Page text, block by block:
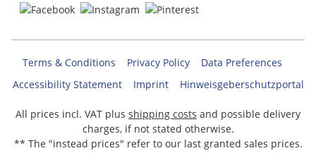
Terms & Conditions Privacy Policy
Data Preferences
Accessibility Statement
Imprint Hinweisgeberschutzportal
All prices incl. VAT plus shipping costs and possible delivery
charges, if not stated otherwise.
** The "instead prices" refer to our last granted sales prices.